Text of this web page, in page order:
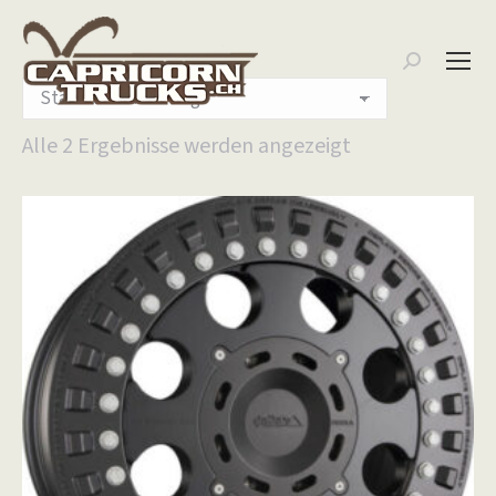
Search:
Alle 2 Ergebnisse werden angezeigt